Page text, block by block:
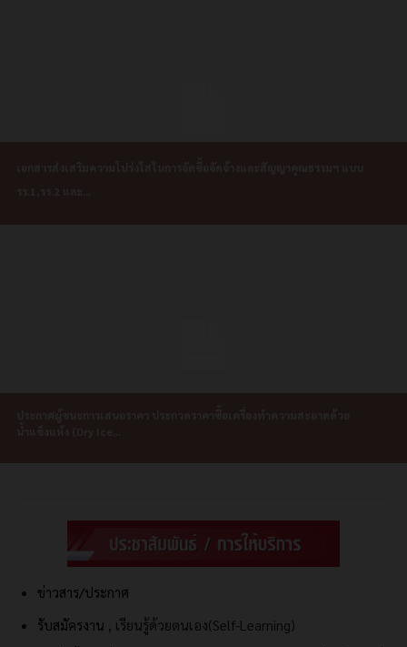
ข่าวสาร/ประกาศ
รับสมัครงาน , เรียนรู้ด้วยตนเอง(Self-Learning)